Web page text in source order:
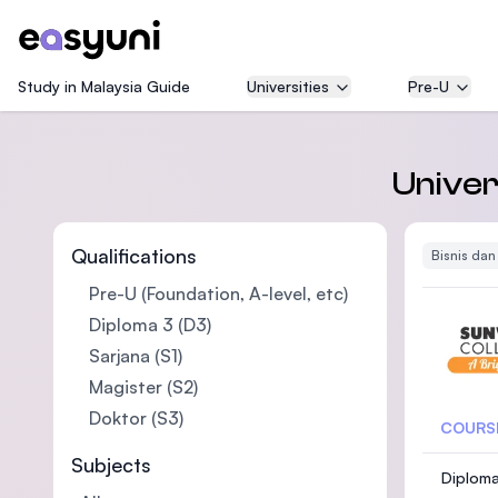
Study in Malaysia Guide Universities Pre-U
Qualifications
Pre-U (Foundation, A-level, etc)
Diploma 3 (D3)
Sarjana (S1)
Magister (S2)
Doktor (S3)
Subjects
Bisnis